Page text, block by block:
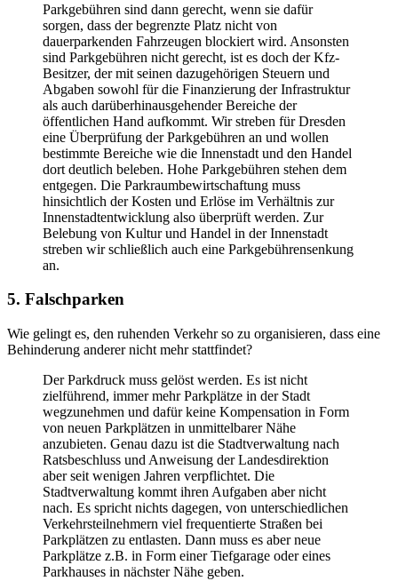
Parkgebühren sind dann gerecht, wenn sie dafür
sorgen, dass der begrenzte Platz nicht von
dauerparkenden Fahrzeugen blockiert wird. Ansonsten
sind Parkgebühren nicht gerecht, ist es doch der Kfz-
Besitzer, der mit seinen dazugehörigen Steuern und
Abgaben sowohl für die Finanzierung der Infrastruktur
als auch darüberhinausgehender Bereiche der
öffentlichen Hand aufkommt. Wir streben für Dresden
eine Überprüfung der Parkgebühren an und wollen
bestimmte Bereiche wie die Innenstadt und den Handel
dort deutlich beleben. Hohe Parkgebühren stehen dem
entgegen. Die Parkraumbewirtschaftung muss
hinsichtlich der Kosten und Erlöse im Verhältnis zur
Innenstadtentwicklung also überprüft werden. Zur
Belebung von Kultur und Handel in der Innenstadt
streben wir schließlich auch eine Parkgebührensenkung
an.
5. Falschparken
Wie gelingt es, den ruhenden Verkehr so zu organisieren, dass eine
Behinderung anderer nicht mehr stattfindet?
Der Parkdruck muss gelöst werden. Es ist nicht
zielführend, immer mehr Parkplätze in der Stadt
wegzunehmen und dafür keine Kompensation in Form
von neuen Parkplätzen in unmittelbarer Nähe
anzubieten. Genau dazu ist die Stadtverwaltung nach
Ratsbeschluss und Anweisung der Landesdirektion
aber seit wenigen Jahren verpflichtet. Die
Stadtverwaltung kommt ihren Aufgaben aber nicht
nach. Es spricht nichts dagegen, von unterschiedlichen
Verkehrsteilnehmern viel frequentierte Straßen bei
Parkplätzen zu entlasten. Dann muss es aber neue
Parkplätze z.B. in Form einer Tiefgarage oder eines
Parkhauses in nächster Nähe geben.